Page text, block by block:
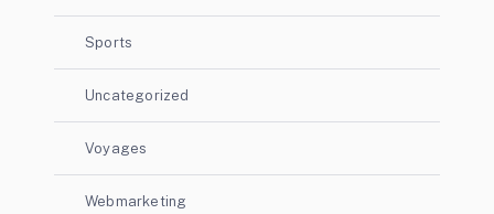
Sports
Uncategorized
Voyages
Webmarketing